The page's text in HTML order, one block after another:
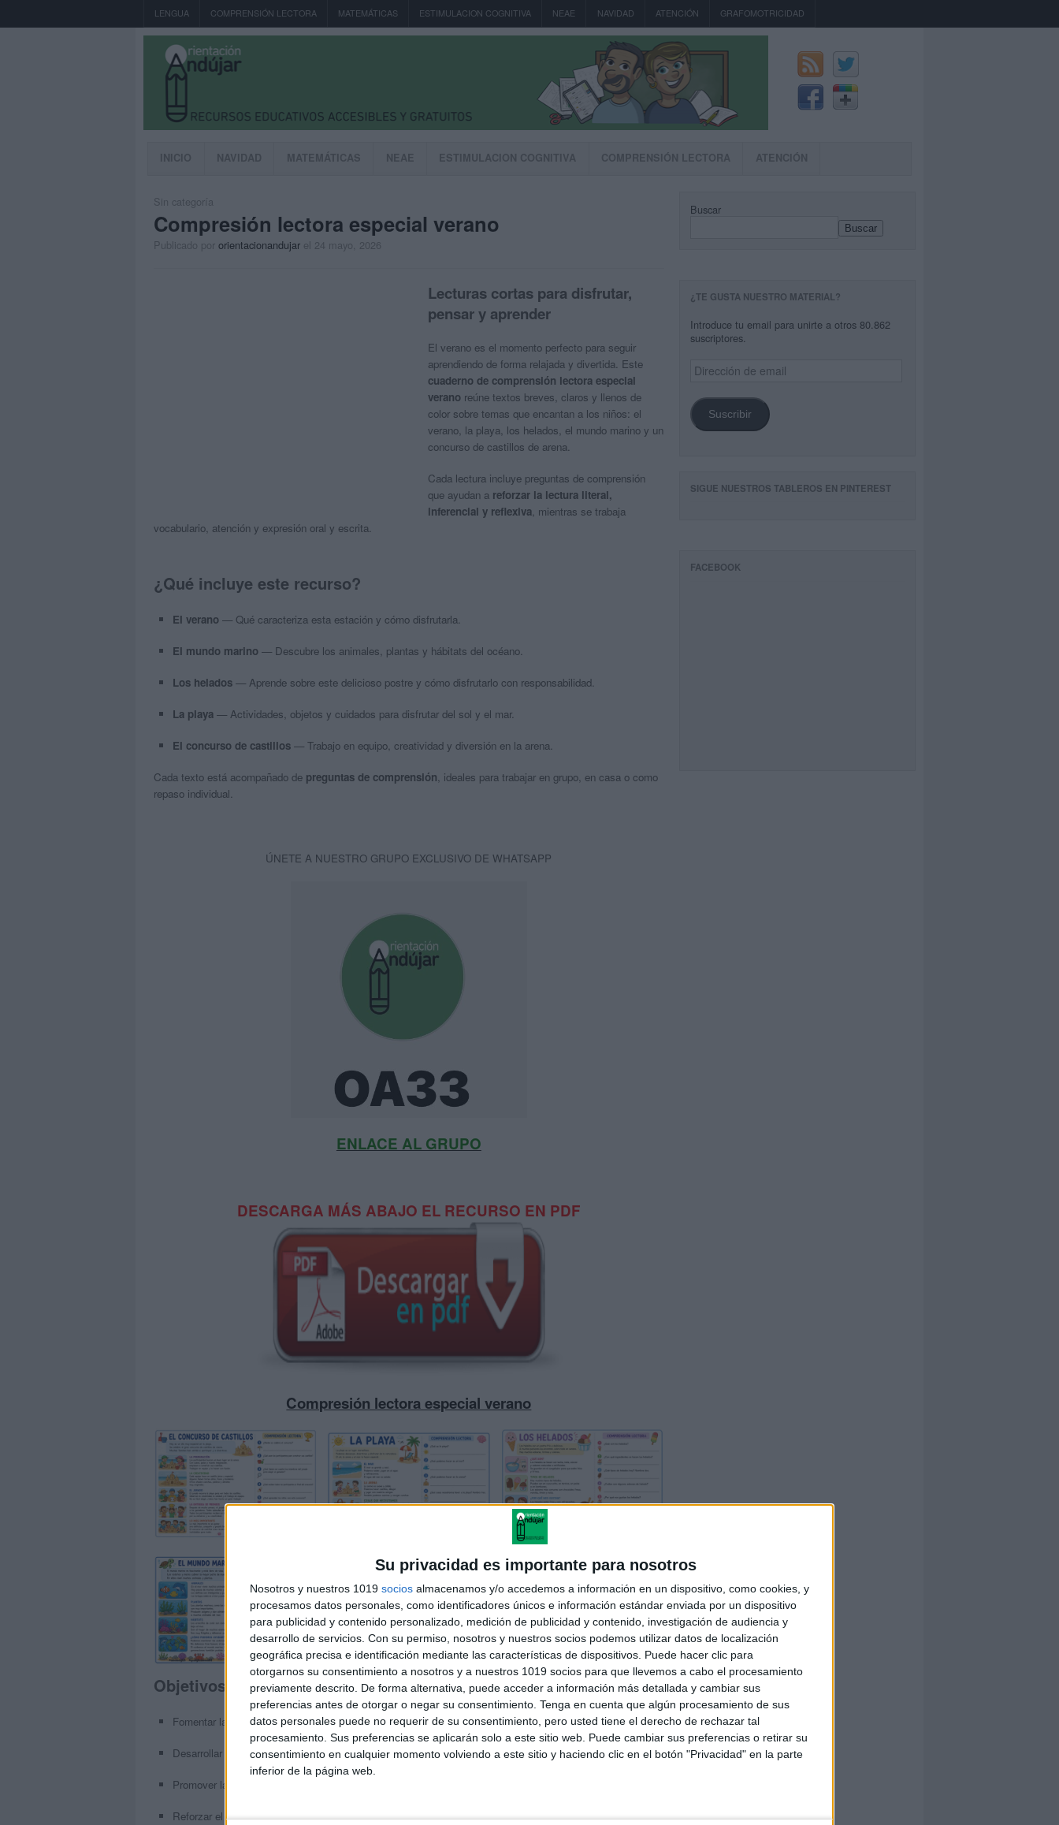
Su privacidad es importante para nosotros
Nosotros y nuestros 1019 socios almacenamos y/o accedemos a información en un dispositivo, como cookies, y
procesamos datos personales, como identificadores únicos e información estándar enviada por un dispositivo
para publicidad y contenido personalizado, medición de publicidad y contenido, investigación de audiencia y
desarrollo de servicios. Con su permiso, nosotros y nuestros socios podemos utilizar datos de localización
geográfica precisa e identificación mediante las características de dispositivos. Puede hacer clic para
otorgarnos su consentimiento a nosotros y a nuestros 1019 socios para que llevemos a cabo el procesamiento
previamente descrito. De forma alternativa, puede acceder a información más detallada y cambiar sus
preferencias antes de otorgar o negar su consentimiento. Tenga en cuenta que algún procesamiento de sus
datos personales puede no requerir de su consentimiento, pero usted tiene el derecho de rechazar tal
procesamiento. Sus preferencias se aplicarán solo a este sitio web. Puede cambiar sus preferencias o retirar su
consentimiento en cualquier momento volviendo a este sitio y haciendo clic en el botón "Privacidad" en la parte
inferior de la página web.
LENGUA COMPRENSIÓN LECTORA MATEMÁTICAS ESTIMULACION COGNITIVA NEAE NAVIDAD ATENCIÓN GRAFOMOTRICIDAD
INICIO NAVIDAD MATEMÁTICAS NEAE ESTIMULACION COGNITIVA COMPRENSIÓN LECTORA ATENCIÓN
Sin categoría
Compresión lectora especial verano
Publicado por orientacionandujar el 24 mayo, 2026
Lecturas cortas para disfrutar,
pensar y aprender
El verano es el momento perfecto para seguir
aprendiendo de forma relajada y divertida. Este
cuaderno de comprensión lectora especial
veranoreúne textos breves, claros y llenos de
color sobre temas que encantan a los niños: el
verano, la playa, los helados, el mundo marino y un
concurso de castillos de arena.
Cada lectura incluye preguntas de comprensión
que ayudan a reforzar la lectura literal,
inferencial y reflexiva, mientras se trabaja
vocabulario, atención y expresión oral y escrita.
¿Qué incluye este recurso?
El verano— Qué caracteriza esta estación y cómo disfrutarla.
El mundo marino— Descubre los animales, plantas y hábitats del océano.
Los helados— Aprende sobre este delicioso postre y cómo disfrutarlo con responsabilidad.
La playa— Actividades, objetos y cuidados para disfrutar del sol y el mar.
El concurso de castillos— Trabajo en equipo, creatividad y diversión en la arena.
Cada texto está acompañado de preguntas de comprensión, ideales para trabajar en grupo, en casa o como
repaso individual.
ÚNETE A NUESTRO GRUPO EXCLUSIVO DE WHATSAPP
ENLACE AL GRUPO
DESCARGA MÁS ABAJO EL RECURSO EN PDF
Compresión lectora especial verano
Objetivos del cuaderno
Fomentar la comprensión lectoray el gusto por la lectura.
Desarrollar la expresión oral y escrita.
Promover la
Reforzar el vocabulario y la ortografía.
Buscar
Buscar
¿TE GUSTA NUESTRO MATERIAL?
Introduce tu email para unirte a otros 80.862
suscriptores.
Dirección
de
Suscribir
SIGUE NUESTROS TABLEROS EN PINTEREST
FACEBOOK